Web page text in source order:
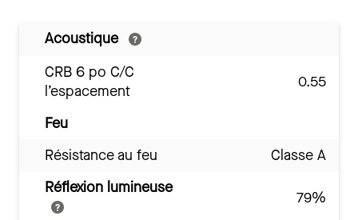
Acoustique
CRB 6 po C/C
l’espacement
0.55
Feu
Résistance au feu
Classe A
Réflexion lumineuse
79%